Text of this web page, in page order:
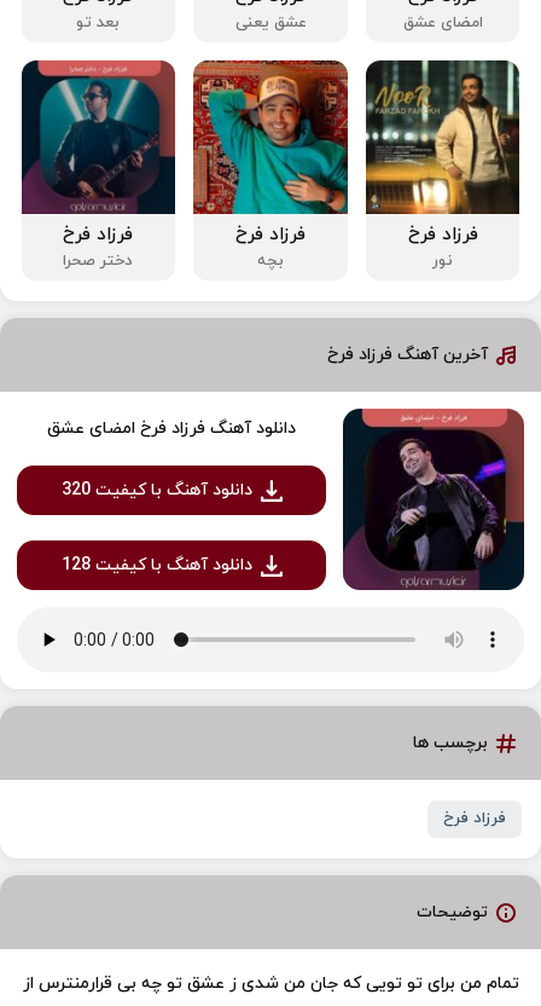
امضای عشق عشق یعنی بعد تو
فرزاد فرخ
نور
فرزاد فرخ
بچه
فرزاد فرخ
دختر صحرا
آخرین آهنگ فرزاد فرخ
دانلود آهنگ فرزاد فرخ امضای عشق
دانلود آهنگ با کیفیت 320
دانلود آهنگ با کیفیت 128
برچسب ها
فرزاد فرخ
توضیحات
تمام من برای تو تویی که جان من شدی ز عشق تو چه بی قرارمنترس از